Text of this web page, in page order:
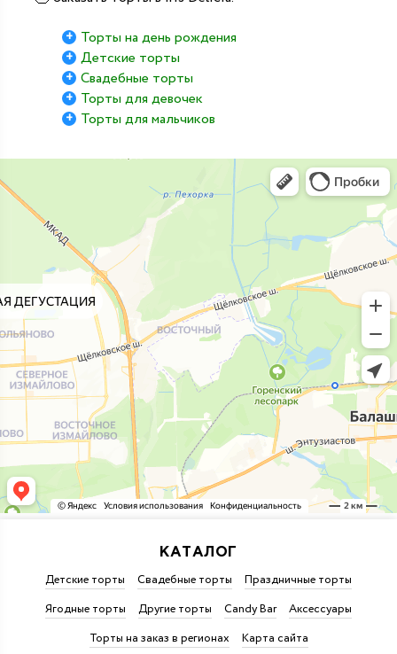
Торты на день рождения
Детские торты
Свадебные торты
Торты для девочек
Торты для мальчиков
КАТАЛОГ
Детские торты Свадебные торты
Праздничные торты
Ягодные торты
Другие торты Candy Bar
Аксессуары
Торты на заказ в регионах
Карта сайта